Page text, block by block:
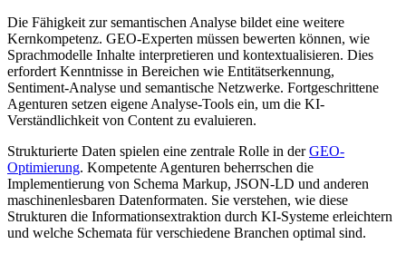
Die Fähigkeit zur semantischen Analyse bildet eine weitere
Kernkompetenz. GEO-Experten müssen bewerten können, wie
Sprachmodelle Inhalte interpretieren und kontextualisieren. Dies
erfordert Kenntnisse in Bereichen wie Entitätserkennung,
Sentiment-Analyse und semantische Netzwerke. Fortgeschrittene
Agenturen setzen eigene Analyse-Tools ein, um die KI-
Verständlichkeit von Content zu evaluieren.
Strukturierte Daten spielen eine zentrale Rolle in derGEO-
Optimierung. Kompetente Agenturen beherrschen die
Implementierung von Schema Markup, JSON-LD und anderen
maschinenlesbaren Datenformaten. Sie verstehen, wie diese
Strukturen die Informationsextraktion durch KI-Systeme erleichtern
und welche Schemata für verschiedene Branchen optimal sind.